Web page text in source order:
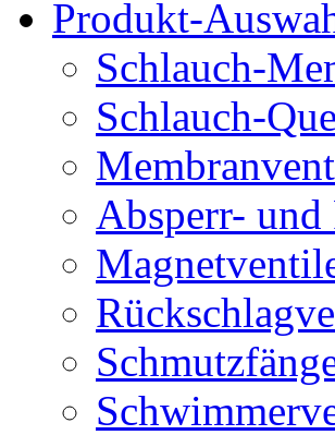
Produkt-
Schlauch-
Schlauch-
Absperr-